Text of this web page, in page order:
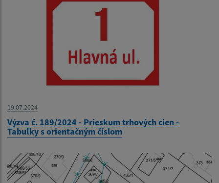
19.07.2024
Výzva č. 189/2024 - Prieskum trhových cien -
Tabuľky s orientačným číslom